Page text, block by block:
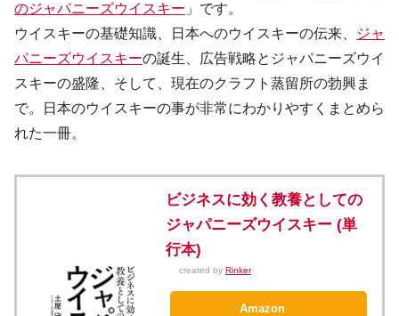
のジャパニーズウイスキー 」です。
ウイスキーの基礎知識、日本へのウイスキーの伝来、
ジャ
パニーズウイスキーの誕生、広告戦略とジャパニーズウイ
スキーの盛隆、そして、現在のクラフト蒸留所の勃興ま
で。日本のウイスキーの事が非常にわかりやすくまとめら
れた一冊。
ビジネスに効く教養としての
ジャパニーズウイスキー (単
行本)
created by Rinker
Amazon